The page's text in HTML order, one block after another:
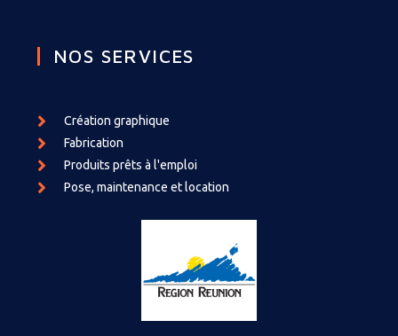
NOS SERVICES
Création graphique
Fabrication
Produits prêts à l'emploi
Pose, maintenance et location